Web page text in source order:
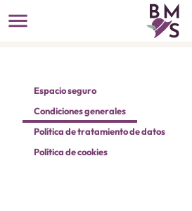
menu
Espacio seguro
Condiciones generales
Política de tratamiento de datos
Política de cookies